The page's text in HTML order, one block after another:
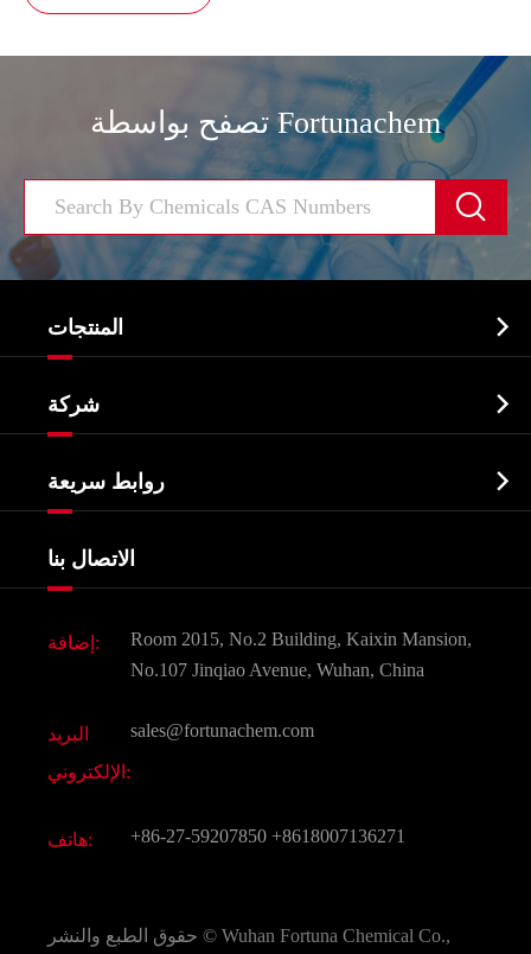
تصفح بواسطة Fortunachem

المنتجات 
الصيدلانية وسيطة
البيوكيميائية
Agrochemicals و الوسطيات
مكونات مستحضرات التجميل
النكهات و عطور
الكيميائية CAS
جميع المواد الكيميائية غرامة
شركة 
شهادات و مصنع تظهر
شركة التاريخ
روابط سريعة 
الاتصال بنا
إضافة:
Room 2015, No.2 Building, Kaixin Mansion,
No.107 Jinqiao Avenue, Wuhan, China
البريد
الإلكتروني:
sales@fortunachem.com
هاتف: +86-27-59207850 +8618007136271
حقوق الطبع والنشر © Wuhan Fortuna Chemical Co.,